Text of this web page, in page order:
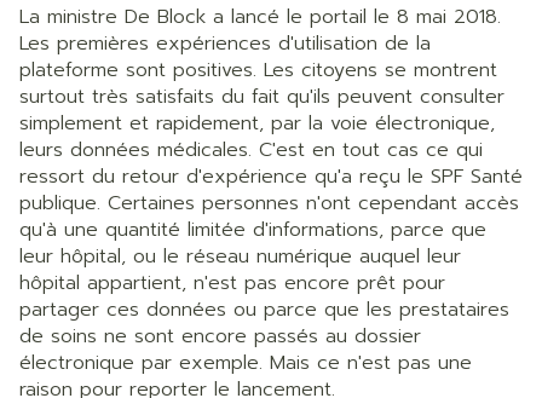
La ministre De Block a lancé le portail le 8 mai 2018.
Les premières expériences d'utilisation de la
plateforme sont positives. Les citoyens se montrent
surtout très satisfaits du fait qu'ils peuvent consulter
simplement et rapidement, par la voie électronique,
leurs données médicales. C'est en tout cas ce qui
ressort du retour d'expérience qu'a reçu le SPF Santé
publique. Certaines personnes n'ont cependant accès
qu'à une quantité limitée d'informations, parce que
leur hôpital, ou le réseau numérique auquel leur
hôpital appartient, n'est pas encore prêt pour
partager ces données ou parce que les prestataires
de soins ne sont encore passés au dossier
électronique par exemple. Mais ce n'est pas une
raison pour reporter le lancement.